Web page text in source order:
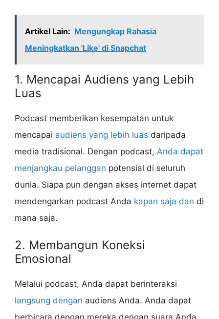
Artikel Lain: Mengungkap Rahasia
Meningkatkan 'Like' di Snapchat
1. Mencapai Audiens yang Lebih
Luas
Podcast memberikan kesempatan untuk
mencapai audiens yang lebih luas daripada
media tradisional. Dengan podcast, Anda dapat
menjangkau pelanggan potensial di seluruh
dunia. Siapa pun dengan akses internet dapat
mendengarkan podcast Anda kapan saja dan di
mana saja.
2. Membangun Koneksi
Emosional
Melalui podcast, Anda dapat berinteraksi
langsung dengan audiens Anda. Anda dapat